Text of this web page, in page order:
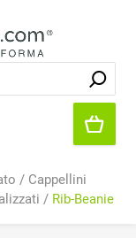
/ Cappellini
/ Rib-Beanie